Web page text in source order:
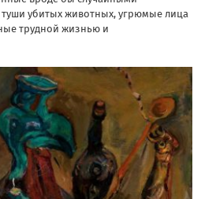
убитых животных, угрюмые лица
трудной жизнью и